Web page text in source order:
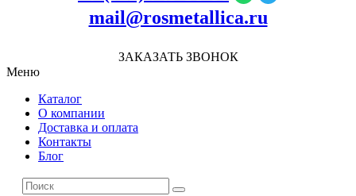
mail@rosmetallica.ru
ЗАКАЗАТЬ ЗВОНОК
Меню
Каталог
О компании
Доставка и оплата
Контакты
Блог